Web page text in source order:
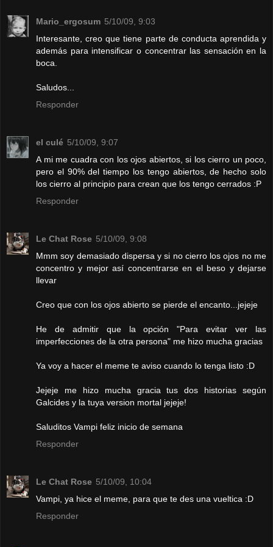
Mario_ergosum 5/10/09, 9:03
Interesante, creo que tiene parte de conducta aprendida y
además para intensificar o concentrar las sensación en la
boca.
Saludos...
Responder
el culé 5/10/09, 9:07
A mi me cuadra con los ojos abiertos, si los cierro un poco,
pero el 90% del tiempo los tengo abiertos, de hecho solo
los cierro al principio para crean que los tengo cerrados :P
Responder
Le Chat Rose 5/10/09, 9:08
Mmm soy demasiado dispersa y si no cierro los ojos no me
concentro y mejor así concentrarse en el beso y dejarse
llevar
Creo que con los ojos abierto se pierde el encanto...jejeje
He de admitir que la opción "Para evitar ver las
imperfecciones de la otra persona" me hizo mucha gracias
Ya voy a hacer el meme te aviso cuando lo tenga listo :D
Jejeje me hizo mucha gracia tus dos historias según
Galcides y la tuya version mortal jejeje!
Saluditos Vampi feliz inicio de semana
Responder
Le Chat Rose 5/10/09, 10:04
Vampi, ya hice el meme, para que te des una vueltica :D
Responder